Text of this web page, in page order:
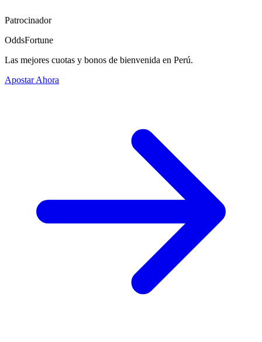
Patrocinador
OddsFortune
Las mejores cuotas y bonos de bienvenida en Perú.
Apostar Ahora